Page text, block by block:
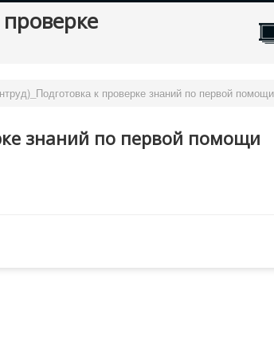
к проверке знаний по первой помощи
знаний по первой помощи